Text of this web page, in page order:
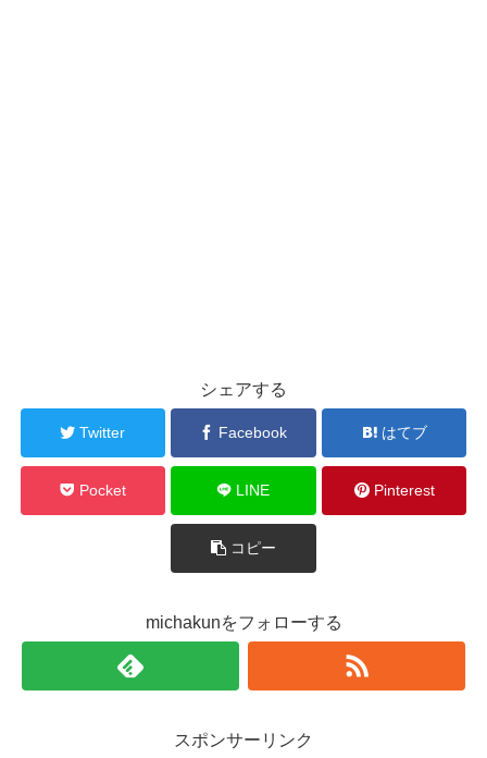
シェアする
Twitter Facebook はてブ
Pocket LINE Pinterest
コピー
michakunをフォローする
スポンサーリンク